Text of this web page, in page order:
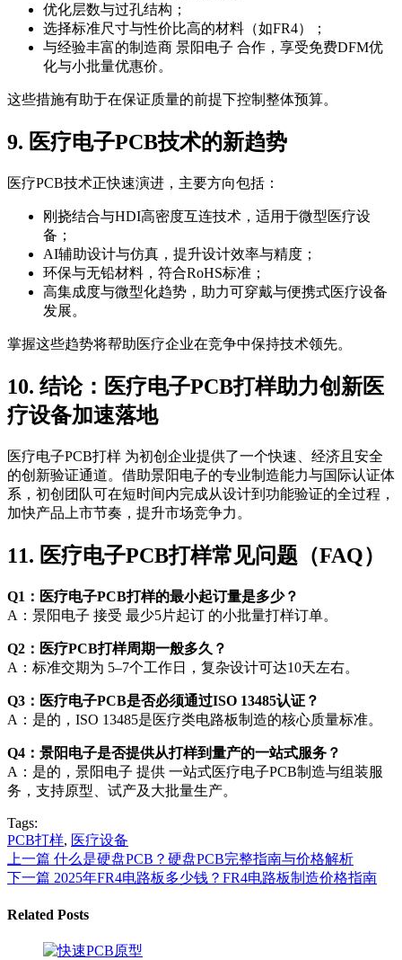
优化层数与过孔结构；
选择标准尺寸与性价比高的材料（如FR4）；
与经验丰富的制造商 景阳电子 合作，享受免费DFM优
化与小批量优惠价。
这些措施有助于在保证质量的前提下控制整体预算。
9. 医疗电子PCB技术的新趋势
医疗PCB技术正快速演进，主要方向包括：
刚挠结合与HDI高密度互连技术，适用于微型医疗设
备；
AI辅助设计与仿真，提升设计效率与精度；
环保与无铅材料，符合RoHS标准；
高集成度与微型化趋势，助力可穿戴与便携式医疗设备
发展。
掌握这些趋势将帮助医疗企业在竞争中保持技术领先。
10. 结论：医疗电子PCB打样助力创新医
疗设备加速落地
医疗电子PCB打样 为初创企业提供了一个快速、经济且安全
的创新验证通道。借助景阳电子的专业制造能力与国际认证体
系，初创团队可在短时间内完成从设计到功能验证的全过程，
加快产品上市节奏，提升市场竞争力。
11. 医疗电子PCB打样常见问题（FAQ）
Q1：医疗电子PCB打样的最小起订量是多少？
A：景阳电子 接受 最少5片起订 的小批量打样订单。
Q2：医疗PCB打样周期一般多久？
A：标准交期为 5–7个工作日，复杂设计可达10天左右。
Q3：医疗电子PCB是否必须通过ISO 13485认证？
A：是的，ISO 13485是医疗类电路板制造的核心质量标准。
Q4：景阳电子是否提供从打样到量产的一站式服务？
A：是的，景阳电子 提供 一站式医疗电子PCB制造与组装服
务，支持原型、试产及大批量生产。
Tags:
PCB打样, 医疗设备
上一篇 什么是硬盘PCB？硬盘PCB完整指南与价格解析
下一篇 2025年FR4电路板多少钱？FR4电路板制造价格指南
Related Posts